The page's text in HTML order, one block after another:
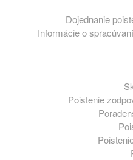
Dojednanie
Informácie o
Poistenie